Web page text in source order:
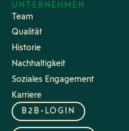
UNTERNEHMEN
Team
Qualität
Historie
Nachhaltigkeit
Soziales Engagement
Karriere
B2B-LOGIN